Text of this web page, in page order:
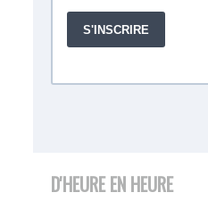
D'HEURE EN HEURE